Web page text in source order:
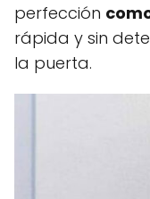
perfección
rápida y sin
la puerta.